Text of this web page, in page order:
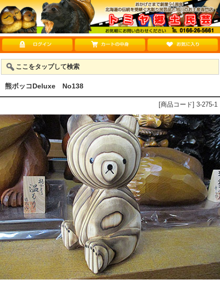
ここをタップして検索
熊ボッコDeluxe No138
[商品コード] 3-275-1